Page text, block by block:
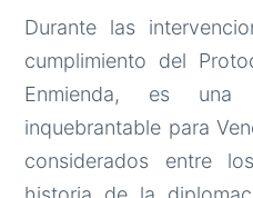
Durante las
cumplimiento del
Enmienda, es
inquebrantable para
considerados entre